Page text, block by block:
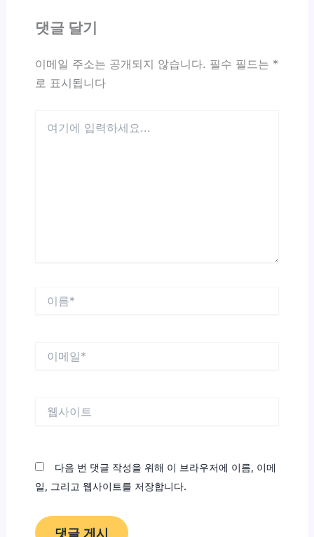
댓글 달기
이메일 주소는 공개되지 않습니다. 필수 필드는 *
로 표시됩니다
다음 번 댓글 작성을 위해 이 브라우저에 이름, 이메
일, 그리고 웹사이트를 저장합니다.